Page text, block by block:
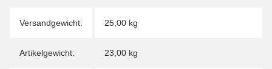
Versandgewicht: 25,00 kg
Artikelgewicht: 23,00 kg